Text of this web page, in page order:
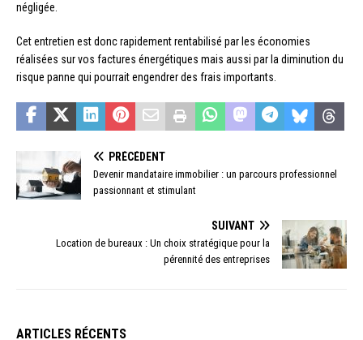
négligée.
Cet entretien est donc rapidement rentabilisé par les économies
réalisées sur vos factures énergétiques mais aussi par la diminution du
risque panne qui pourrait engendrer des frais importants.
PRÉCÉDENT
Devenir mandataire immobilier : un parcours professionnel
passionnant et stimulant
SUIVANT
Location de bureaux : Un choix stratégique pour la
pérennité des entreprises
ARTICLES RÉCENTS